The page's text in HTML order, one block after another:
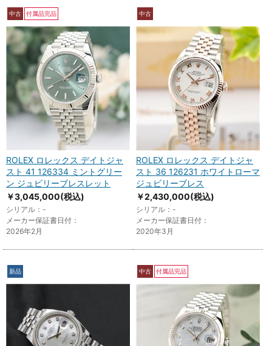
中古 付属品完品
ROLEX ロレックス デイトジャ
スト 41 126334 ミントグリー
ン ジュビリーブレスレット
￥3,045,000(税込)
シリアル：-
メーカー保証書日付：
2026年2月
中古
ROLEX ロレックス デイトジャ
スト 36 126231 ホワイトローマ
ジュビリーブレス
￥2,430,000(税込)
シリアル：-
メーカー保証書日付：
2020年3月
新品 中古 付属品完品